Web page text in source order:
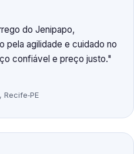
do Jenipapo,
pela agilidade e cuidado no
confiável e preço justo.